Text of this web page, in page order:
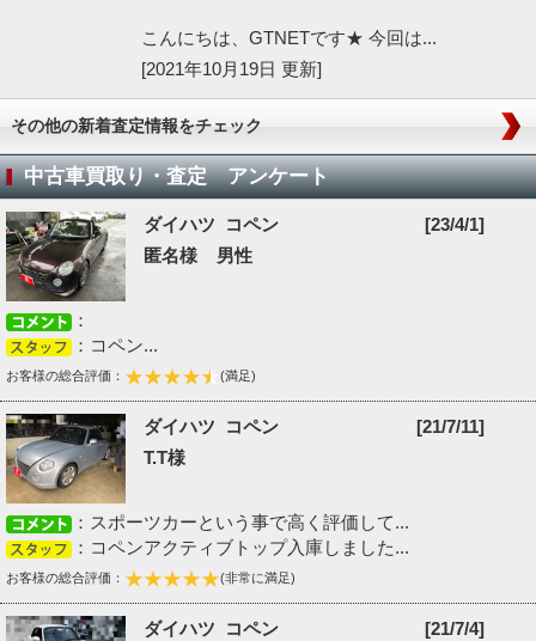
こんにちは、GTNETです★ 今回は...
[2021年10月19日 更新]
その他の新着査定情報をチェック
中古車買取り・査定 アンケート
ダイハツ コペン
[23/4/1]
匿名様 男性
：
：コペン...
お客様の総合評価： (満足)
ダイハツ コペン
[21/7/11]
T.T様
：スポーツカーという事で高く評価して...
：コペンアクティブトップ入庫しました...
お客様の総合評価： (非常に満足)
ダイハツ コペン
[21/7/4]